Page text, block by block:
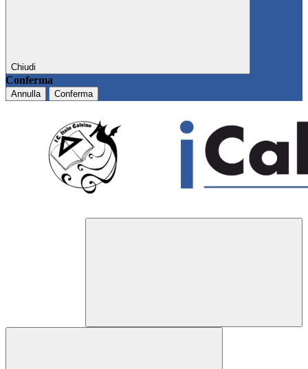
Chiudi
Conferma
Annulla Conferma